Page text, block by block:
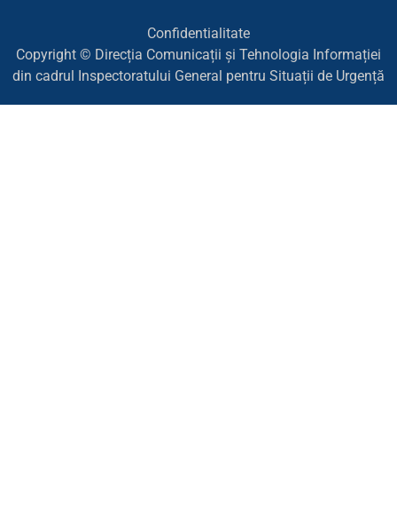
Confidentialitate
Copyright © Direcția Comunicații și Tehnologia Informației
din cadrul Inspectoratului General pentru Situații de Urgență